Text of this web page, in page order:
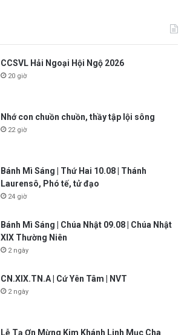
CCSVL Hải Ngoại Hội Ngộ 2026
20 giờ
Nhớ con chuồn chuồn, thầy tập lội sông
22 giờ
Bánh Mì Sáng | Thứ Hai 10.08 | Thánh
Laurensô, Phó tế, tử đạo
24 giờ
Bánh Mì Sáng | Chúa Nhật 09.08 | Chúa Nhật
XIX Thường Niên
2 ngày
CN.XIX.TN.A | Cứ Yên Tâm | NVT
2 ngày
Lễ Tạ Ơn Mừng Kim Khánh Linh Mục Cha